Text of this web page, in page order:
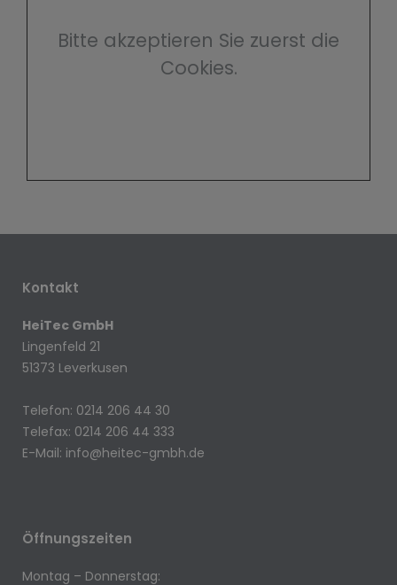
Bitte akzeptieren Sie zuerst die
Cookies.
Kontakt
HeiTec GmbH
Lingenfeld 21
51373 Leverkusen
Telefon: 0214 206 44 30
Telefax: 0214 206 44 333
E-Mail: info@heitec-gmbh.de
Öffnungszeiten
Montag – Donnerstag: